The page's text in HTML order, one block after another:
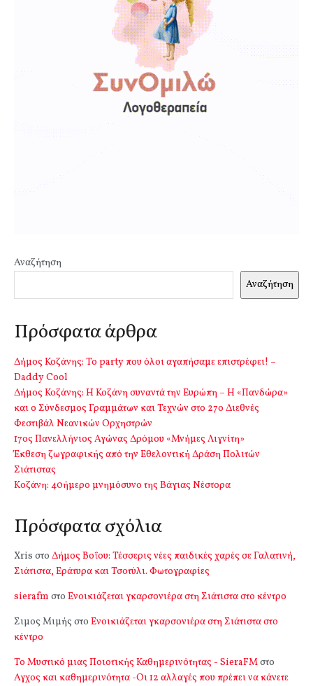
Αναζήτηση
Αναζήτηση
Πρόσφατα άρθρα
Δήμος Κοζάνης: Το party που όλοι αγαπήσαμε επιστρέφει! –
Daddy Cool
Δήμος Κοζάνης: Η Κοζάνη συναντά την Ευρώπη – Η «Πανδώρα»
και ο Σύνδεσμος Γραμμάτων και Τεχνών στο 27ο Διεθνές
Φεστιβάλ Νεανικών Ορχηστρών
17ος Πανελλήνιος Αγώνας Δρόμου «Μνήμες Λιγνίτη»
Έκθεση ζωγραφικής από την Εθελοντική Δράση Πολιτών
Σιάτιστας
Kοζάνη: 40ήμερο μνημόσυνο της Βάγιας Νέστορα
Πρόσφατα σχόλια
Xris στο Δήμος Βοΐου: Τέσσερις νέες παιδικές χαρές σε Γαλατινή,
Σιάτιστα, Εράτυρα και Τσοτύλι. Φωτογραφίες
sierafm στο Ενοικιάζεται γκαρσονιέρα στη Σιάτιστα στο κέντρο
Σιμος Μιμής στο Ενοικιάζεται γκαρσονιέρα στη Σιάτιστα στο
κέντρο
Το Μυστικό μιας Ποιοτικής Καθημερινότητας - SieraFMστο
Αγχος και καθημερινότητα -Οι 12 αλλαγές που πρέπει να κάνετε